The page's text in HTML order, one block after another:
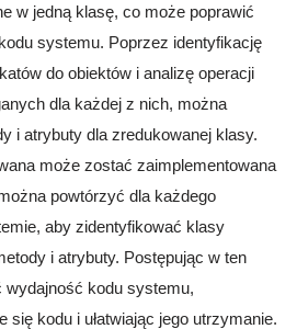
w jedną klasę, co może poprawić
systemu. Poprzez identyfikację
do obiektów i analizę operacji
dla każdej z nich, można
i atrybuty dla zredukowanej klasy.
może zostać zaimplementowana
powtórzyć dla każdego
aby zidentyfikować klasy
i atrybuty. Postępując w ten
kodu systemu,
się kodu i ułatwiając jego utrzymanie.